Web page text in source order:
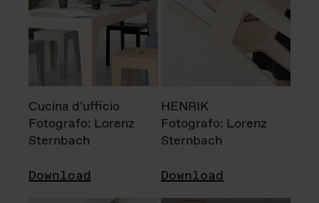
Cucina d'ufficio
Fotografo: Lorenz
Sternbach
Download
HENRIK
Fotografo: Lorenz
Sternbach
Download